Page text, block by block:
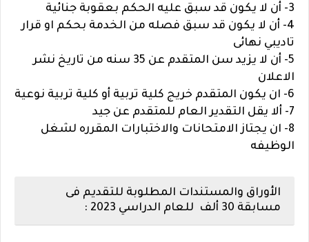
3- أن لا يكون قد سبق عليه الحكم بعقوبة جنائية
4- أن لا يكون قد سبق فصله من الخدمة بحكم او قرار
تاديبي نهائى
5- أن لا يزيد سن المتقدم عن 35 سنه من تاريخ نشر
الاعلان
6- ان يكون المتقدم خريج كلية تربية أو كلية تربية نوعية
7- ألا يقل التقدير العام للمتقدم عن جيد
8- ان يجتاز الامتحانات والاختبارات المقرره لشغل
الوظيفه
الأوراق والمستندات المطلوبة للتقديم فى
مسابقة 30 ألف للعام الدراسي 2023 :